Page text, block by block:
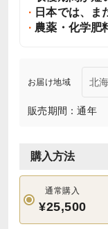
日本では、ま
農薬・化学肥
お届け地域
販売期間：通年
購入方法
通常購入
¥25,500